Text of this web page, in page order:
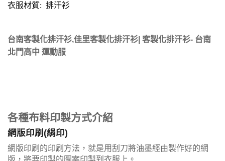
衣服材質: 排汗衫
台南客製化排汗衫,佳里客製化排汗衫| 客製化排汗衫- 台南
北門高中 運動服
各種布料印製方式介紹
網版印刷(絹印)
網版印刷的印刷方法，就是用刮刀將油墨經由製作好的網